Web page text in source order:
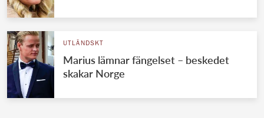
UTLÄNDSKT
Marius lämnar fängelset – beskedet
skakar Norge